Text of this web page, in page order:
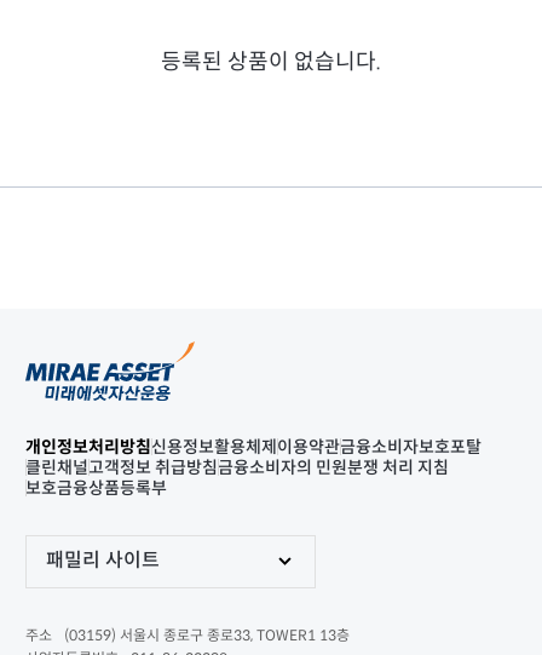
등록된 상품이 없습니다.
개인정보처리방침신용정보활용체제 이용약관금융소비자보호포탈
클린채널고객정보 취급방침금융소비자의 민원분쟁 처리 지침
보호금융상품등록부
패밀리 사이트
주소
(03159) 서울시 종로구 종로33, TOWER1 13층